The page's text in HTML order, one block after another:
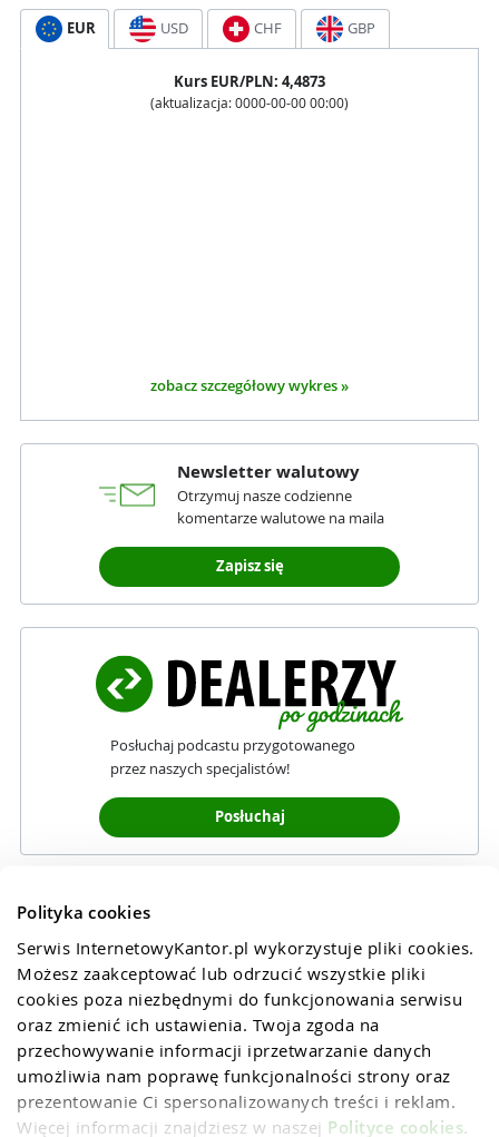
Polityka cookies
Serwis InternetowyKantor.pl wykorzystuje pliki cookies.
Możesz zaakceptować lub odrzucić wszystkie pliki
cookies poza niezbędnymi do funkcjonowania serwisu
oraz zmienić ich ustawienia. Twoja zgoda na
przechowywanie informacji iprzetwarzanie danych
umożliwia nam poprawę funkcjonalności strony oraz
prezentowanie Ci spersonalizowanych treści i reklam.
Więcej informacji znajdziesz w naszej Polityce cookies.
EUR USD CHF GBP
Kurs EUR/PLN: 4,4873
(aktualizacja: 0000-00-00 00:00)
zobacz szczegółowy wykres »
Newsletter walutowy
Otrzymuj nasze codzienne
komentarze walutowe na maila
Zapisz się
Posłuchaj podcastu przygotowanego
przez naszych specjalistów!
Posłuchaj